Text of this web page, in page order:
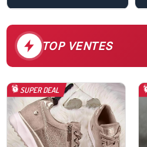
TOP VENTES
SUPER DEAL